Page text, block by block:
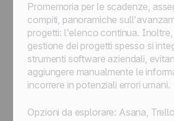
Promemoria per le scadenze,
compiti, panoramiche
progetti: l'elenco continua. Inoltre,
gestione dei progetti spesso si
strumenti software aziendali,
aggiungere manualmente le
incorrere in potenziali errori umani.
Opzioni da esplorare: Asana, Trello